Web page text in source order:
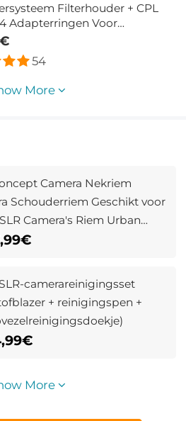
Filterhouder + CPL
Adapterringen Voor
54
More
Camera Nekriem
Schouderriem Geschikt voor
Camera's Riem Urban
05 Zwart
camerareinigingsset
+ reinigingspen +
More